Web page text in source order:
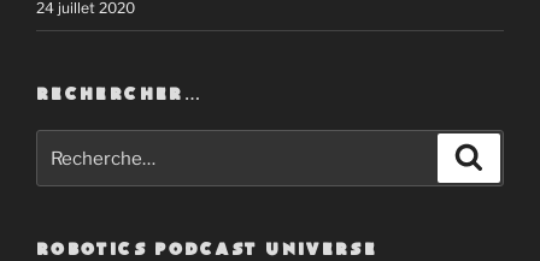
24 juillet 2020
RECHERCHER…
pour
ROBOTICS PODCAST UNIVERSE